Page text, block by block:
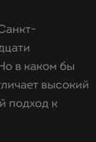
в каком бы
высокий
подход к